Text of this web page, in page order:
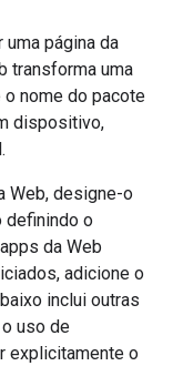
página da
transforma uma
o nome do pacote
dispositivo,
Web, designe-o
definindo o
da Web
adicione o
inclui outras
uso de
explicitamente o